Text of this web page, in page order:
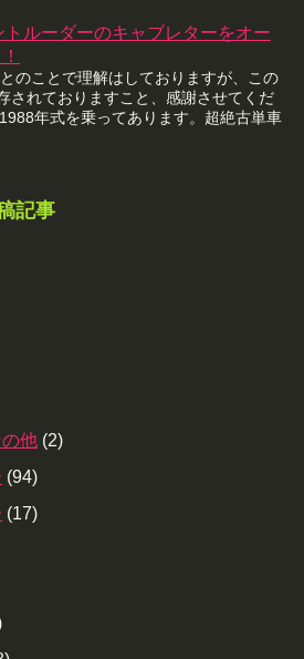
トルーダーのキャブレターをオー
のことで理解はしておりますが、この
されておりますこと、感謝させてくだ
年式を乗ってあります。超絶古単車
記事
他 (2)
(94)
(17)